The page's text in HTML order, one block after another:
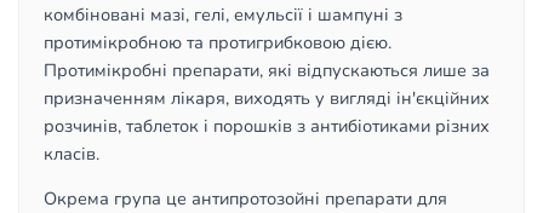
комбіновані мазі, гелі, емульсії і шампуні з
протимікробною та протигрибковою дією.
Протимікробні препарати, які відпускаються лише за
призначенням лікаря, виходять у вигляді ін'єкційних
розчинів, таблеток і порошків з антибіотиками різних
класів.
Окрема група це антипротозойні препарати для